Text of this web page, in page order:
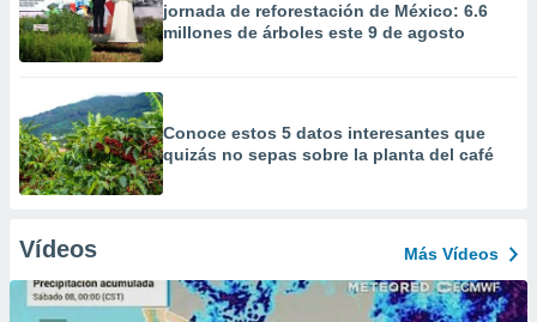
jornada de reforestación de México: 6.6
millones de árboles este 9 de agosto
Conoce estos 5 datos interesantes que
quizás no sepas sobre la planta del café
Vídeos Más Vídeos